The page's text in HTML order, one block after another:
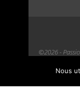
©2026 -
Nous